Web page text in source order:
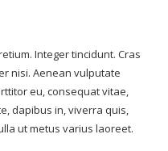
Integer tincidunt. Cras
nisi. Aenean vulputate
eu, consequat vitae,
dapibus in, viverra quis,
ut metus varius laoreet.